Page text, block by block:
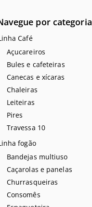
por categoria
Café
Açucareiros
Bules e cafeteiras
Canecas e xícaras
Chaleiras
Leiteiras
Pires
Travessa 10
fogão
Bandejas multiuso
Caçarolas e panelas
Churrasqueiras
Consomês